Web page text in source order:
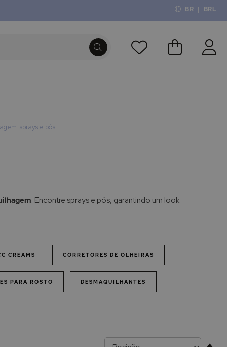
BR | BRL
O Meu
sprays e pós
. Encontre sprays e pós, garantindo um look
CREAMS CORRETORES DE OLHEIRAS
PARA ROSTO DESMAQUILHANTES